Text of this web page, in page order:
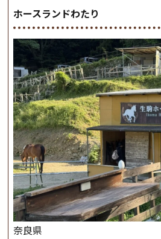
ホースランドわたり
奈良県